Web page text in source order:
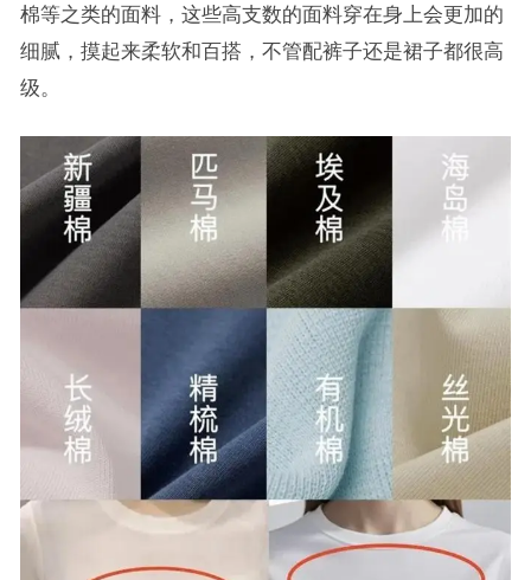
棉等之类的面料，这些高支数的面料穿在身上会更加的
细腻，摸起来柔软和百搭，不管配裤子还是裙子都很高
级。